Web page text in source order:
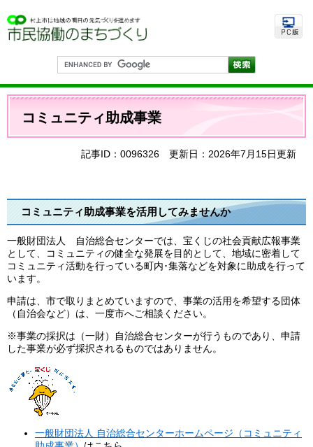
ー
ジ
の
す
ニ
ュ
ー
し
G
o
o
g
e
ス
本
コミュニティ助成事業
記事ID：0096326 更新日：2026年7月15日更新
コミュニティ助成事業を活用してみませんか
一般財団法人 自治総合センターでは、宝くじの社会貢献広報事業
として、コミュニティの健全な発展を目的として、地域に密着して
コミュニティ活動を行っている町内･集落などを対象に助成を行って
います。
申請は、市で取りまとめていますので、事業の活用を希望する団体
（自治会など）は、一度市へご相談ください。
※事業の採択は（一財）自治総合センターが行うものであり、申請
した事業が必ず採択されるものではありません。
一般財団法人 自治総合センターホームページ（コミュニティ